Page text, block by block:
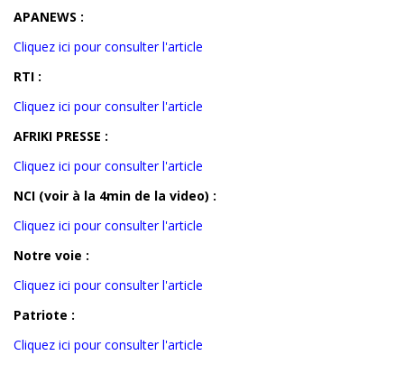
APANEWS :
Cliquez ici pour consulter l'article
RTI :
Cliquez ici pour consulter l'article
AFRIKI PRESSE :
Cliquez ici pour consulter l'article
NCI (voir à la 4min de la video) :
Cliquez ici pour consulter l'article
Notre voie :
Cliquez ici pour consulter l'article
Patriote :
Cliquez ici pour consulter l'article